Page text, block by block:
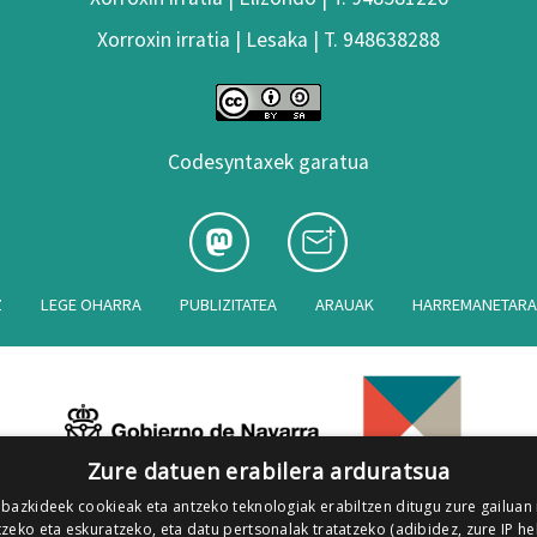
Xorroxin irratia | Lesaka | T. 948638288
Codesyntaxek garatua
LEGE OHARRA PUBLIZITATEA ARAUAK
Zure datuen erabilera arduratsua
cookieak eta antzeko teknologiak erabiltzen ditugu zure
eta eskuratzeko, eta datu pertsonalak tratatzeko (adibidez, zure IP